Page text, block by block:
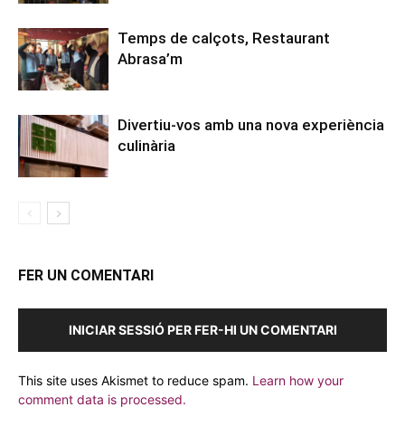
Temps de calçots, Restaurant
Abrasa’m
Divertiu-vos amb una nova experiència
culinària
FER UN COMENTARI
INICIAR SESSIÓ PER FER-HI UN COMENTARI
This site uses Akismet to reduce spam. Learn how your
comment data is processed.